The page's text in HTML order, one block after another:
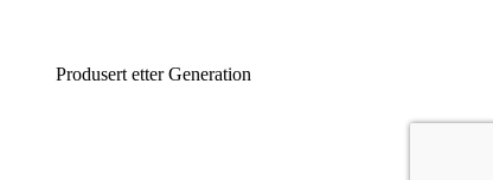
Produsert etterGeneration